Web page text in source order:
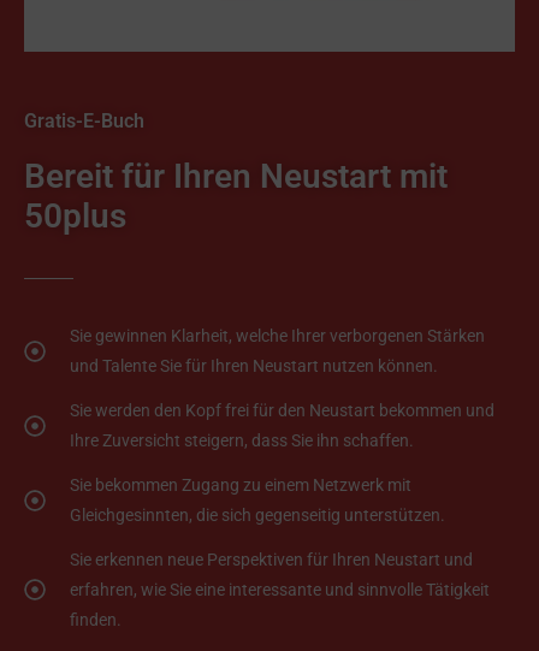
Gratis-E-Buch
Bereit für Ihren Neustart mit
50plus
Sie gewinnen Klarheit, welche Ihrer verborgenen Stärken
und Talente Sie für Ihren Neustart nutzen können.
Sie werden den Kopf frei für den Neustart bekommen und
Ihre Zuversicht steigern, dass Sie ihn schaffen.
Sie bekommen Zugang zu einem Netzwerk mit
Gleichgesinnten, die sich gegenseitig unterstützen.
Sie erkennen neue Perspektiven für Ihren Neustart und
erfahren, wie Sie eine interessante und sinnvolle Tätigkeit
finden.